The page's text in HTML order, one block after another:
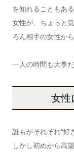
を知れることもあ
女性が、ちょっと
ろん相手の女性か
一人の時間も大事
女性
誰もがそれぞれ“好
しかし初めから高